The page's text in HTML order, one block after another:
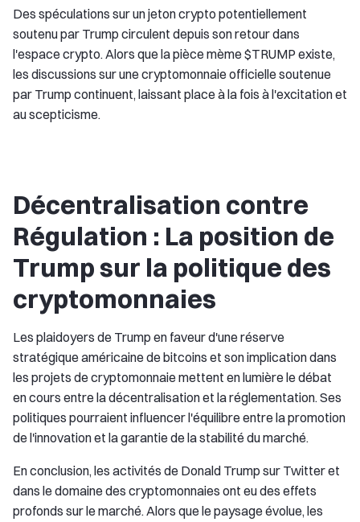
Des spéculations sur un jeton crypto potentiellement
soutenu par Trump circulent depuis son retour dans
l'espace crypto. Alors que la pièce mème $TRUMP existe,
les discussions sur une cryptomonnaie officielle soutenue
par Trump continuent, laissant place à la fois à l'excitation et
au scepticisme.
Décentralisation contre
Régulation : La position de
Trump sur la politique des
cryptomonnaies
Les plaidoyers de Trump en faveur d'une réserve
stratégique américaine de bitcoins et son implication dans
les projets de cryptomonnaie mettent en lumière le débat
en cours entre la décentralisation et la réglementation. Ses
politiques pourraient influencer l'équilibre entre la promotion
de l'innovation et la garantie de la stabilité du marché.
En conclusion, les activités de Donald Trump sur Twitter et
dans le domaine des cryptomonnaies ont eu des effets
profonds sur le marché. Alors que le paysage évolue, les